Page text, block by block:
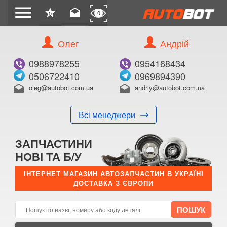
menu star
0 drafts 0
Олег
0988978255
0506722410
drafts oleg@autobot.com.ua
Всі менеджери
Андрій
0954168434
0969894390
drafts andriy@autobot.com.ua
ЗАПЧАСТИНИ
НОВІ ТА Б/У
ІНТЕРНЕТ МАГАЗИН АВТОЗАПЧАСТИН В УКРАЇНІ
ДОСТАВКА З ЄВРОПИ
КУПИТИ
Оригінальний номер:
Примітка:
E-mail:
Телефон: